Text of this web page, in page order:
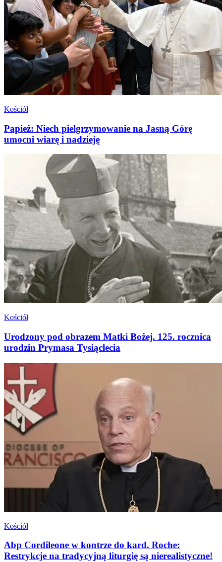
Kościół
Papież: Niech pielgrzymowanie na Jasną Górę
umocni wiarę i nadzieję
Kościół
Urodzony pod obrazem Matki Bożej. 125. rocznica
urodzin Prymasa Tysiąclecia
Kościół
Abp Cordileone w kontrze do kard. Roche:
Restrykcje na tradycyjną liturgię są nierealistyczne!